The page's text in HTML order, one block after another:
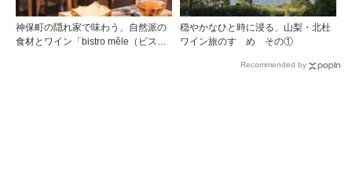
神保町の隠れ家で味わう、自然派の
食材とワイン「bistro mêle（ビスト
穏やかなひと時に浸る、山梨・北杜
ワイン旅のすゝめ その①
Recommended by